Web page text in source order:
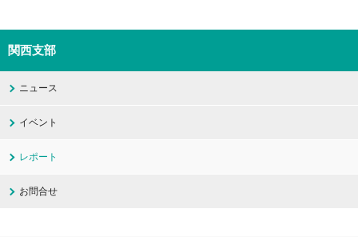
関西支部
ニュース
イベント
レポート
お問合せ